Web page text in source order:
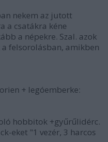
nekem az jutott
a csatákra kéne
a népekre. Szal. azok
a felsorolásban, amikben
+ legóemberke:
hobbitok +gyűrűlidérc.
eket "1 vezér, 3 harcos